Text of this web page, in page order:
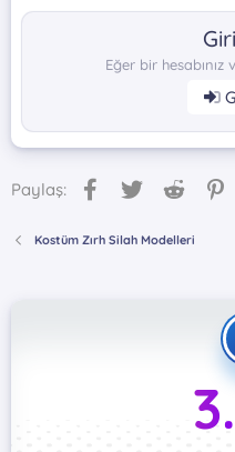
Eğer bir
Paylaş: Facebook
Twitter Reddit
Kostüm Zırh Silah Modelleri